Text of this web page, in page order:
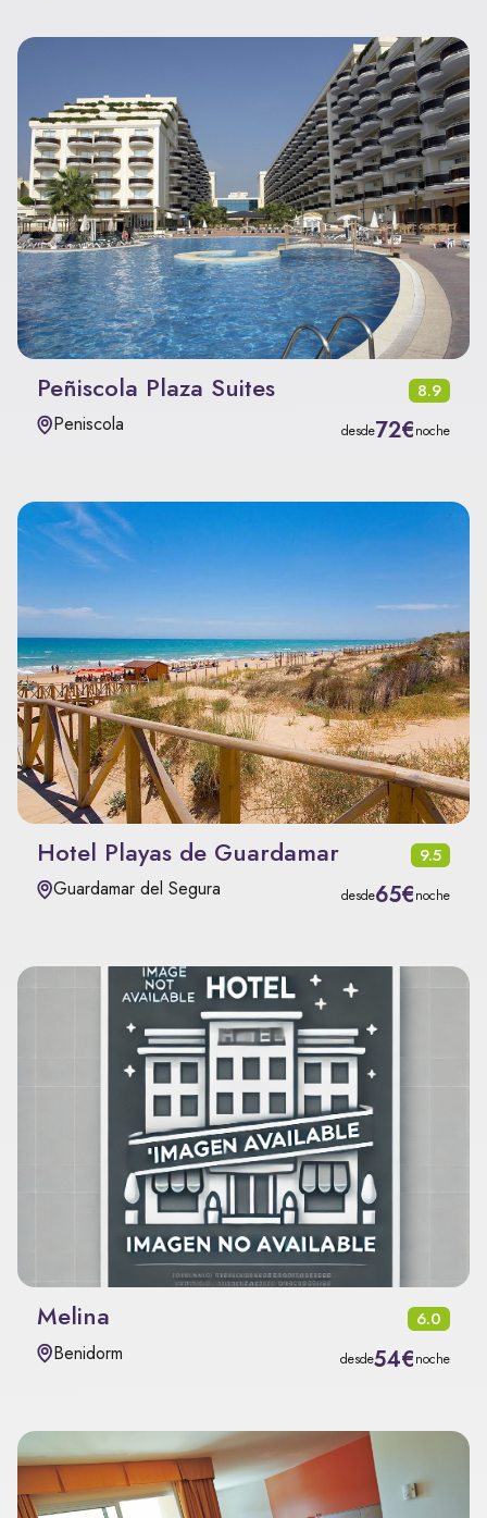
Peñiscola Plaza Suites 8.9
Peniscola desde72€noche
Hotel Playas de Guardamar 9.5
Guardamar del Segura desde65€noche
Melina 6.0
Benidorm desde54€noche